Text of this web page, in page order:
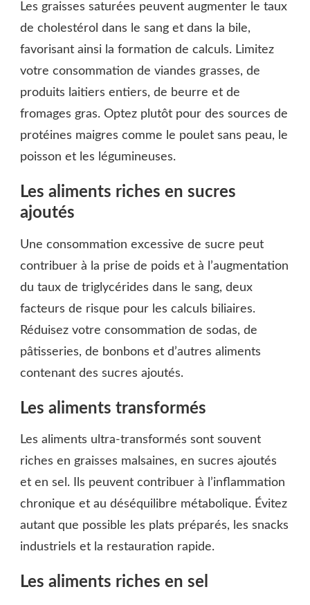
Les graisses saturées peuvent augmenter le taux
de cholestérol dans le sang et dans la bile,
favorisant ainsi la formation de calculs. Limitez
votre consommation de viandes grasses, de
produits laitiers entiers, de beurre et de
fromages gras. Optez plutôt pour des sources de
protéines maigres comme le poulet sans peau, le
poisson et les légumineuses.
Les aliments riches en sucres
ajoutés
Une consommation excessive de sucre peut
contribuer à la prise de poids et à l’augmentation
du taux de triglycérides dans le sang, deux
facteurs de risque pour les calculs biliaires.
Réduisez votre consommation de sodas, de
pâtisseries, de bonbons et d’autres aliments
contenant des sucres ajoutés.
Les aliments transformés
Les aliments ultra-transformés sont souvent
riches en graisses malsaines, en sucres ajoutés
et en sel. Ils peuvent contribuer à l’inflammation
chronique et au déséquilibre métabolique. Évitez
autant que possible les plats préparés, les snacks
industriels et la restauration rapide.
Les aliments riches en sel